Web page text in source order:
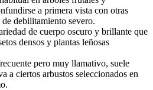
a primera vista con otras
debilitamiento severo.
de cuerpo oscuro y brillante que
densos y plantas leñosas
pero muy llamativo, suele
a ciertos arbustos seleccionados en